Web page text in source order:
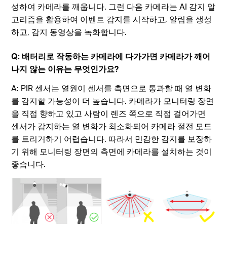
성하여 카메라를 깨웁니다. 그런 다음 카메라는 AI 감지 알
고리즘을 활용하여 이벤트 감지를 시작하고, 알림을 생성
하고, 감지 동영상을 녹화합니다.
Q: 배터리로 작동하는 카메라에 다가가면 카메라가 깨어
나지 않는 이유는 무엇인가요?
A: PIR 센서는 열원이 센서를 측면으로 통과할 때 열 변화
를 감지할 가능성이 더 높습니다. 카메라가 모니터링 장면
을 직접 향하고 있고 사람이 렌즈 쪽으로 직접 걸어가면
센서가 감지하는 열 변화가 최소화되어 카메라 절전 모드
를 트리거하기 어렵습니다. 따라서 민감한 감지를 보장하
기 위해 모니터링 장면의 측면에 카메라를 설치하는 것이
좋습니다.